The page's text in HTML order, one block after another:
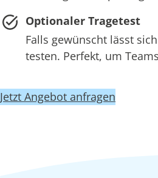
Optionaler Tragetest
Falls gewünscht lässt
testen. Perfekt, um
Jetzt Angebot anfragen